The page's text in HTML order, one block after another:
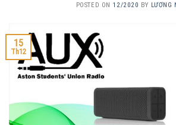
POSTED ON 12/2020 BY LƯƠNG
15
Th12